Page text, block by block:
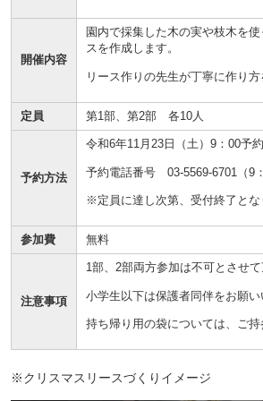
開催内容
園内で採集した木の実や枝木を
スを作成します。
リース作りの先生が丁寧に作り方
定員 第1部、第2部 各10人
予約方法
令和6年11月23日（土）9：00予
予約電話番号 03-5569-6701（9：
※定員に達し次第、受付終了とな
参加費 無料
注意事項
1部、2部両方参加は不可とさせて
小学生以下は保護者同伴をお願い
持ち帰り用の袋については、ご持
※クリスマスリースづくりイメージ